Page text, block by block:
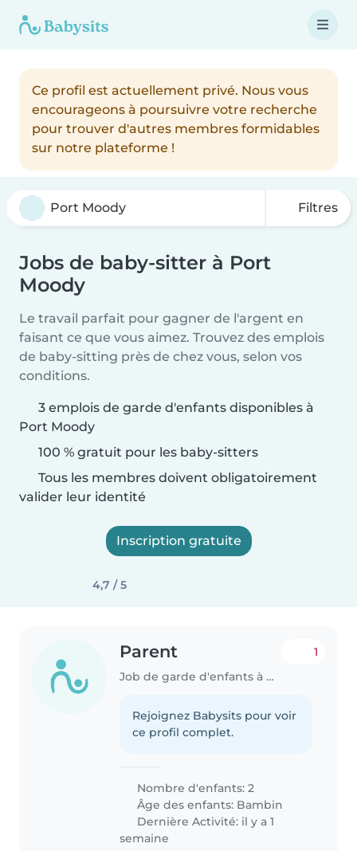
Ce profil est actuellement privé. Nous vous
encourageons à poursuivre votre recherche
pour trouver d'autres membres formidables
sur notre plateforme !
Filtres
Jobs de baby-sitter à Port
Moody
Le travail parfait pour gagner de l'argent en
faisant ce que vous aimez. Trouvez des emplois
de baby-sitting près de chez vous, selon vos
conditions.
3 emplois de garde d'enfants disponibles à
Port Moody
100 % gratuit pour les baby-sitters
Tous les membres doivent obligatoirement
valider leur identité
Inscription gratuite
4,7 / 5
Parent
Job de garde d'enfants à Port Moody
1
Rejoignez Babysits pour voir
ce profil complet.
Nombre d'enfants: 2
Âge des enfants: Bambin
Dernière Activité: il y a 1
semaine